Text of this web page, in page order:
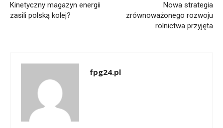
Kinetyczny magazyn energii
zasili polską kolej?
Nowa strategia
zrównoważonego rozwoju
rolnictwa przyjęta
fpg24.pl